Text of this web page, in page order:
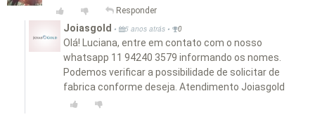
Responder
Joiasgold • 5 anos atrás • 0
Olá! Luciana, entre em contato com o nosso
whatsapp 11 94240 3579 informando os nomes.
Podemos verificar a possibilidade de solicitar de
fabrica conforme deseja. Atendimento Joiasgold